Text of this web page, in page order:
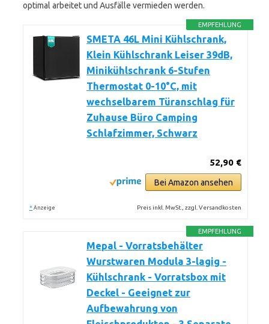
optimal arbeitet und Ausfälle vermieden werden.
EMPFEHLUNG
SMETA 46L Mini Kühlschrank,
Klein Kühlschrank Leiser 39dB,
Minikühlschrank 6-Stufen
Thermostat 0-10°C, mit
wechselbarem Türanschlag für
Zuhause Büro Camping
Schlafzimmer, Schwarz
52,90 €
Bei Amazon ansehen
* Anzeige Preis inkl. MwSt., zzgl. Versandkosten
EMPFEHLUNG
Mepal - Vorratsbehälter
Wurstwaren Modula 3-lagig -
Kühlschrank - Vorratsbox mit
Deckel - Geeignet zur
Aufbewahrung von